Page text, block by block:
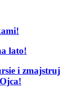
lato!
i zmajstruj